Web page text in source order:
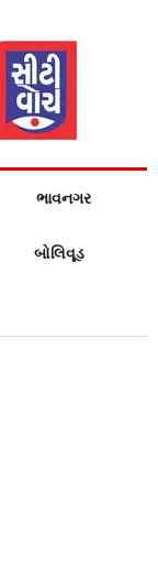
ભાવનગર
બોલિવૂડ